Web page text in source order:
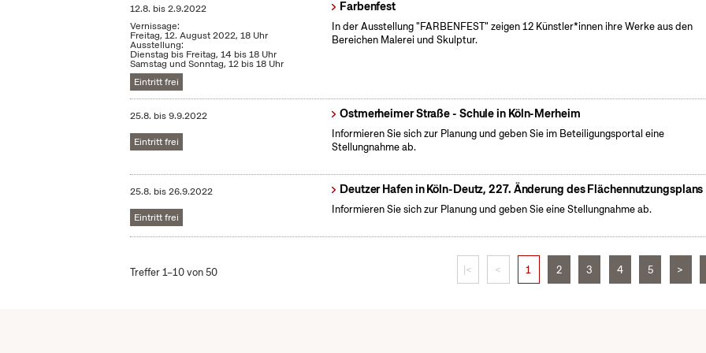
12.8. bis2.9.2022
Vernissage:
Freitag, 12. August 2022, 18 Uhr
Ausstellung:
Dienstag bis Freitag, 14 bis 18 Uhr
Samstag und Sonntag, 12 bis 18 Uhr
Eintritt frei
Farbenfest
In der Ausstellung "FARBENFEST" zeigen 12 Künstler*innen ihre Werke aus den
Bereichen Malerei und Skulptur.
25.8. bis9.9.2022
Eintritt frei
Ostmerheimer Straße - Schule in Köln-Merheim
Informieren Sie sich zur Planung und geben Sie im Beteiligungsportal eine
Stellungnahme ab.
25.8. bis26.9.2022
Eintritt frei
Deutzer Hafen in Köln-Deutz, 227. Änderung des Flächennutzungsplans
Informieren Sie sich zur Planung und geben Sie eine Stellungnahme ab.
Treffer 1–10 von 50 |< < 1 2 3 4 5 >